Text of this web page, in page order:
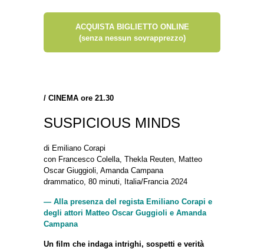
ACQUISTA BIGLIETTO ONLINE
(senza nessun sovrapprezzo)
/ CINEMA ore 21.30
SUSPICIOUS MINDS
di Emiliano Corapi
con Francesco Colella, Thekla Reuten, Matteo
Oscar Giuggioli, Amanda Campana
drammatico, 80 minuti, Italia/Francia 2024
— Alla presenza del regista Emiliano Corapi e
degli attori Matteo Oscar Guggioli e Amanda
Campana
Un film che indaga intrighi, sospetti e verità